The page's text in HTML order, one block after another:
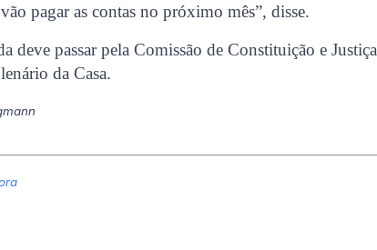
pagar as contas no próximo mês”, disse.
passar pela Comissão de Constituição e Justiça
da Casa.